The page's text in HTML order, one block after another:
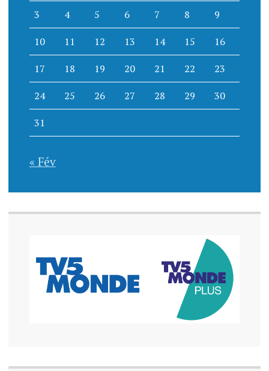
3 4 5 6 7 8 9
10 11 12 13 14 15 16
17 18 19 20 21 22 23
24 25 26 27 28 29 30
31
« Fév